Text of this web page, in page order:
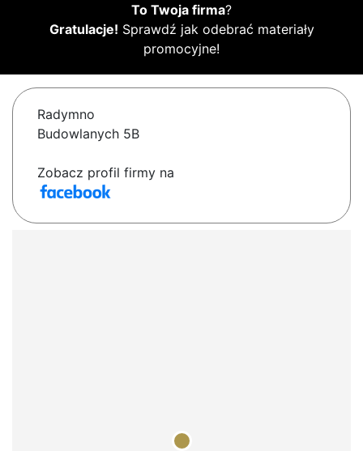
To Twoja firma?
Gratulacje! Sprawdź jak odebrać materiały
promocyjne!
Radymno
Budowlanych 5B
Zobacz profil firmy na